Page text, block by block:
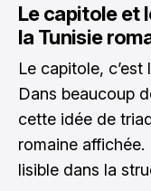
Le capitole et
la Tunisie
Le capitole, c’est
Dans beaucoup
cette idée de
romaine
lisible dans la